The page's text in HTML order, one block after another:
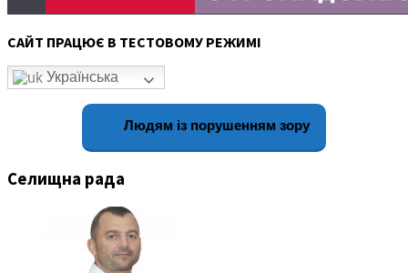
САЙТ ПРАЦЮЄ В ТЕСТОВОМУ РЕЖИМІ
Українська
Людям із порушенням зору
Селищна рада